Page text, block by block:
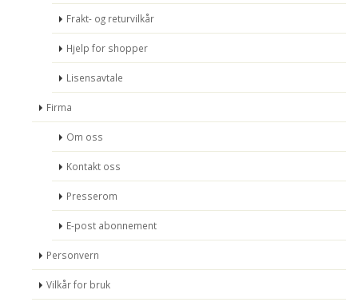
Frakt- og returvilkår
Hjelp for shopper
Lisensavtale
Firma
Om oss
Kontakt oss
Presserom
E-post abonnement
Personvern
Vilkår for bruk